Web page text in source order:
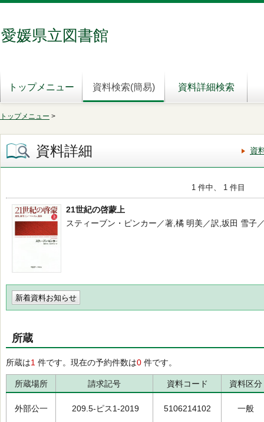
愛媛県立図書館
トップメニュー 資料検索(簡易) 資料詳細検索
トップメニュー >
資料詳細 資
1 件中、 1 件目
21世紀の啓蒙上
スティーブン・ピンカー／著,橘 明美／訳,坂田 雪子
新着資料お知らせ
所蔵
所蔵は1 件です。現在の予約件数は0 件です。
所蔵場所 請求記号 資料コード 資料区分
外部公一 209.5-ピス1-2019 5106214102 一般